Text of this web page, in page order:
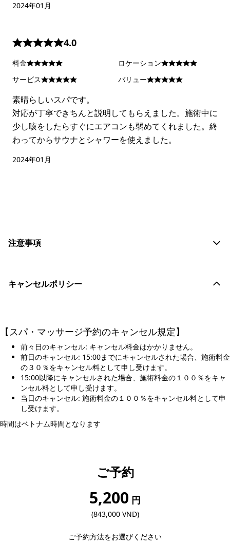
2024年01月
4.0
料金
ロケーション
サービス
バリュー
素晴らしいスパです。
対応が丁寧できちんと説明してもらえました。施術中に
少し咳をしたらすぐにエアコンも弱めてくれました。終
わってからサウナとシャワーを使えました。
2024年01月
注意事項
キャンセルポリシー
【スパ・マッサージ予約のキャンセル規定】
前々日のキャンセル: キャンセル料金はかかりません。
前日のキャンセル: 15:00までにキャンセルされた場合、施術料金
の３０％をキャンセル料として申し受けます。
15:00以降にキャンセルされた場合、施術料金の１００％をキャ
ンセル料として申し受けます。
当日のキャンセル: 施術料金の１００％をキャンセル料として申
し受けます。
時間はベトナム時間となります
ご予約
5,200 円
(843,000 VND)
ご予約方法をお選びください